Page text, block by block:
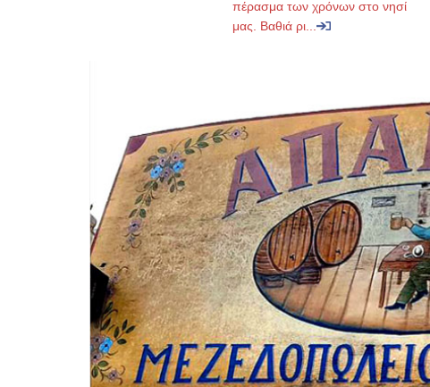
πέρασμα των χρόνων στο νησί
μας. Βαθιά ρι...